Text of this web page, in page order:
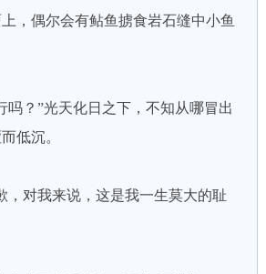
，偶尔会有鲇鱼掳食岩石缝中小鱼
？”光天化日之下，不知从哪冒出
低沉。
对我来说，这是我一生莫大的耻